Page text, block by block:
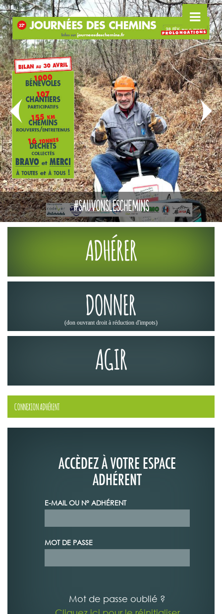
VTT VTTAE
ADHÉRER
DONNER
(don ouvrant droit à réduction d'impots)
AGIR
CONNEXION ADHÉRENT
ACCÈDEZ À VOTRE ESPACE
ADHÉRENT
E-MAIL OU N° ADHÉRENT
MOT DE PASSE
Mot de passe oublié ?